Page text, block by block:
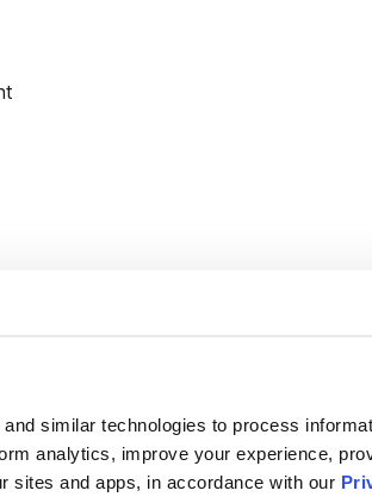
similar technologies to process
analytics, improve your experience,
sites and apps, in accordance with our